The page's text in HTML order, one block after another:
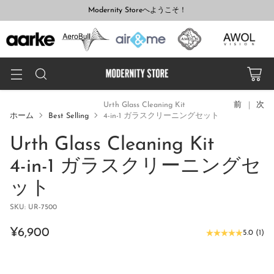
Modernity Storeへようこそ！
ホーム Best Selling
Urth Glass Cleaning Kit
4-in-1 ガラスクリーニングセット
前 次
Urth Glass Cleaning Kit
4-in-1 ガラスクリーニングセ
ット
SKU: UR-7500
¥6,900 5.0 (1 )